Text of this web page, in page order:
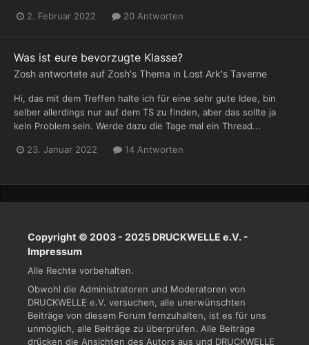
2. Februar 2022 20 Antworten
Was ist eure bevorzugte Klasse?
Zosh antwortete auf Zosh's Thema in Lost Ark's Taverne
Hi, das mit dem Treffen halte ich für eine sehr gute Idee, bin
selber allerdings nur auf dem TS zu finden, aber das sollte ja
kein Problem sein. Werde dazu die Tage mal ein Thread...
23. Januar 2022 14 Antworten
Copyright © 2003 - 2025 DRUCKWELLE e.V. -
Impressum
Alle Rechte vorbehalten.
Obwohl die Administratoren und Moderatoren von
DRUCKWELLE e.V. versuchen, alle unerwünschten
Beiträge von diesem Forum fernzuhalten, ist es für uns
unmöglich, alle Beiträge zu überprüfen. Alle Beiträge
drücken die Ansichten des Autors aus und DRUCKWELLE